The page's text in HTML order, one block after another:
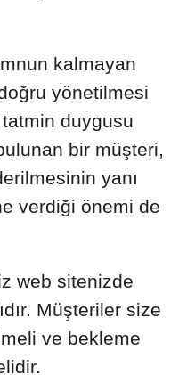
kalmayan
yönetilmesi
duygusu
bir müşteri,
yanı
verdiği önemi de
web sitenizde
Müşteriler size
ve bekleme